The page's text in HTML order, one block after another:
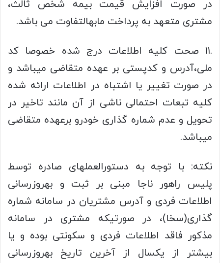
در صورت افزایش قیمت بیمه شخص ثالث،
مشتری متعهد به پرداخت مابهالتفاوت می باشد.
.۱۱ صحت کلیه اطلاعات درج شده خصوصا کد
ملی،آدرس و کدپستی بر عهده متقاضی میباشد و
در صورت تغییر یا اشتباه در اطلاعات ارائه شده
کلیه تبعات احتمالی ناشی از آن مانند تاخیر در
تحویل و عدم شماره گذاری خودرو برعهده متقاضی
میباشد.
نکته: با توجه به دستورالعملهای صادره توسط
پلیس راهور ناجا مبنی بر ثبت و بهروزرسانی
اطلاعات فردی و آدرس مشتریان در سامانه شماره
گذاری(سخا)، در صورتیکه مشتری در سامانه
مذکور فاقد اطلاعات فردی و سکونتی بوده و یا
بیشتر از یکسال از آخرین تاریخ بهروزرسانی